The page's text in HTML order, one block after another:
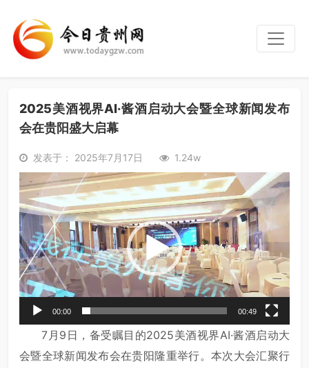
2025美酒视界AI·酱酒启动大会暨全球新闻发布
会在贵阳盛大启幕
发表于： 2025年7月17日 1.24w
视
频
播
放
器
00:00 00:49
7月9日，备受瞩目的2025美酒视界AI·酱酒启动大
会暨全球新闻发布会在贵阳隆重举行。本次大会汇聚行